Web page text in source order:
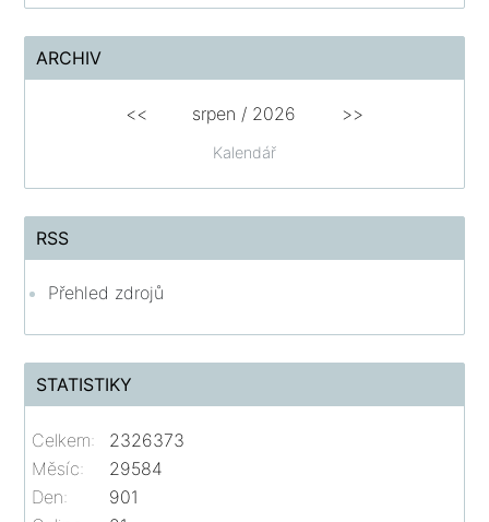
ARCHIV
Kalendář
<< srpen / 2026 >>
RSS
Přehled zdrojů
STATISTIKY
Celkem:
2326373
Měsíc:
29584
Den:
901